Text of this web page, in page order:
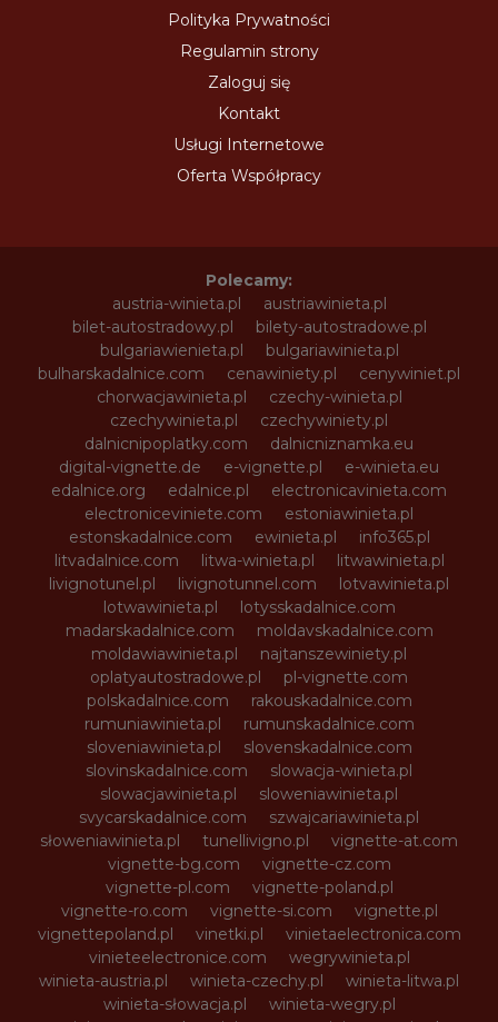
Polityka Prywatności
Regulamin strony
Zaloguj się
Kontakt
Usługi Internetowe
Oferta Współpracy
Polecamy:
austria-winieta.pl
austriawinieta.pl
bilet-autostradowy.pl
bilety-autostradowe.pl
bulgariawienieta.pl
bulgariawinieta.pl
bulharskadalnice.com
cenawiniety.pl
cenywiniet.pl
chorwacjawinieta.pl
czechy-winieta.pl
czechywinieta.pl
czechywiniety.pl
dalnicnipoplatky.com
dalnicniznamka.eu
digital-vignette.de
e-vignette.pl
e-winieta.eu
edalnice.org
edalnice.pl
electronicavinieta.com
electroniceviniete.com
estoniawinieta.pl
estonskadalnice.com
ewinieta.pl
info365.pl
litvadalnice.com
litwa-winieta.pl
litwawinieta.pl
livignotunel.pl
livignotunnel.com
lotvawinieta.pl
lotwawinieta.pl
lotysskadalnice.com
madarskadalnice.com
moldavskadalnice.com
moldawiawinieta.pl
najtanszewiniety.pl
oplatyautostradowe.pl
pl-vignette.com
polskadalnice.com
rakouskadalnice.com
rumuniawinieta.pl
rumunskadalnice.com
sloveniawinieta.pl
slovenskadalnice.com
slovinskadalnice.com
slowacja-winieta.pl
slowacjawinieta.pl
sloweniawinieta.pl
svycarskadalnice.com
szwajcariawinieta.pl
słoweniawinieta.pl
tunellivigno.pl
vignette-at.com
vignette-bg.com
vignette-cz.com
vignette-pl.com
vignette-poland.pl
vignette-ro.com
vignette-si.com
vignette.pl
vignettepoland.pl
vinetki.pl
vinietaelectronica.com
vinieteelectronice.com
wegrywinieta.pl
winieta-austria.pl
winieta-czechy.pl
winieta-litwa.pl
winieta-słowacja.pl
winieta-wegry.pl